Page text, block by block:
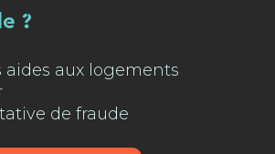
?
aides aux logements
de fraude